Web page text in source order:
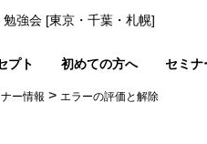
強会 [東京・千葉・札幌]
プト 初めての方へ セミナ
ー情報 > エラーの評価と解除